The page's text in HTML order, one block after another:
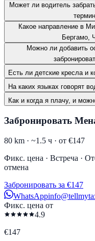
Может ли водитель
Какое направление в
Бергамо,
Можно ли добавить
Есть ли детские кресла и
На каких языках говорят
Как и когда я плачу, и
Забронировать
80 km · ~1.5 ч · от €147
Фикс. цена · Встреча ·
отмена
Забронировать за €147
WhatsApp
Фикс. цена от
4.9
€147